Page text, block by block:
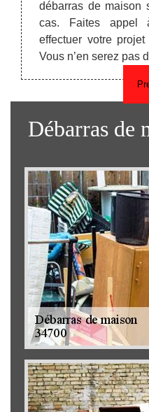
lors
débarras de maison
cas. Faites appel
effectuer votre
Vous n’en serez pas
Débarras de